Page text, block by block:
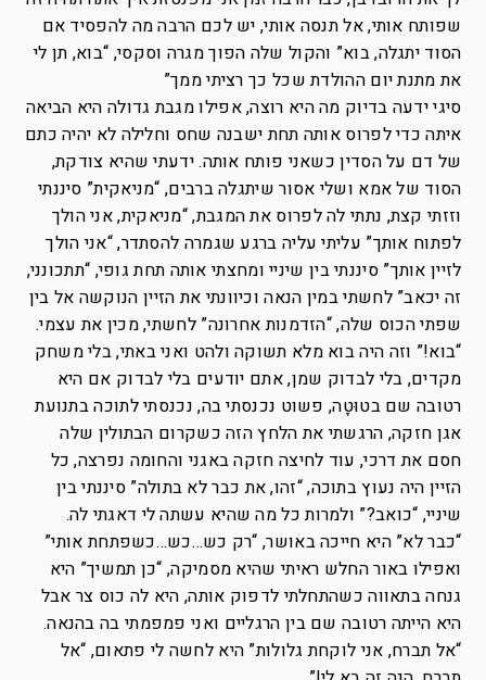
שפותח אותי, אל תנסה אותי, יש לכם הרבה מה להפסיד אם
הסוד יתגלה, בוא” והקול שלה הפוך מגרה וסקסי, “בוא, תן לי
את מתנת יום ההולדת שכל כך רציתי ממך”
סיגי ידעה בדיוק מה היא רוצה, אפילו מגבת גדולה היא הביאה
איתה כדי לפרוס אותה תחת ישבנה שחס וחלילה לא יהיה כתם
של דם על הסדין כשאני פותח אותה. ידעתי שהיא צודקת,
הסוד של אמא ושלי אסור שיתגלה ברבים, “מניאקית” סיננתי
וזזתי קצת, נתתי לה לפרוס את המגבת, “מניאקית, אני הולך
לפתוח אותך” עליתי עליה ברגע שגמרה להסתדר, “אני הולך
לזיין אותך” סיננתי בין שיניי ומחצתי אותה תחת גופי, “תתכונני,
זה יכאב” לחשתי במין הנאה וכיוונתי את הזיין הנוקשה אל בין
שפתי הכוס שלה, “הזדמנות אחרונה” לחשתי, מכין את עצמי.
“בוא!” וזה היה בוא מלא תשוקה ולהט ואני באתי, בלי משחק
מקדים, בלי לבדוק שמן, אתם יודעים בלי לבדוק אם היא
רטובה שם בטוּטָה, פשוט נכנסתי בה, נכנסתי לתוכה בתנועת
אגן חזקה, הרגשתי את הלחץ הזה כשקרום הבתולין שלה
חסם את דרכי, עוד לחיצה חזקה באגני והחומה נפרצה, כל
הזיין היה נעוץ בתוכה, “זהו, את כבר לא בתולה” סיננתי בין
שיניי, “כואב?” ולמרות כל מה שהיא עשתה לי דאגתי לה.
“כבר לא” היא חייכה באושר, “רק כש…כש…כשפתחת אותי”
ואפילו באור החלש ראיתי שהיא מסמיקה, “כן תמשיך” היא
גנחה בתאווה כשהתחלתי לדפוק אותה, היא לה כוס צר אבל
היא הייתה רטובה שם בין הרגליים ואני פמפמתי בה בהנאה.
“אל תברח, אני לוקחת גלולות” היא לחשה לי פתאום, “אל